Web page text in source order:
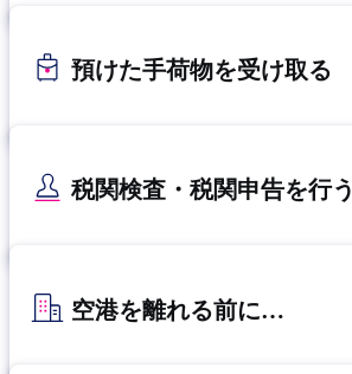
預けた手荷物を受け取る
税関検査・税関申告を行う
空港を離れる前に…